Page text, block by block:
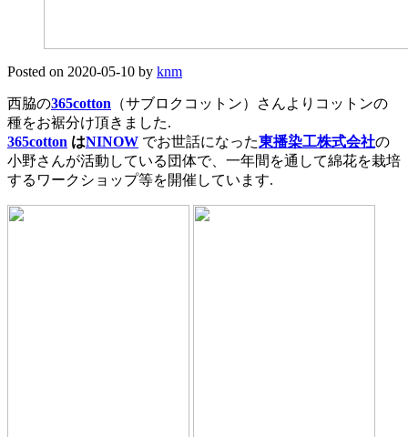
Posted on 2020-05-10 by knm
西脇の365cotton （サブロクコットン）さんよりコットンの
種をお裾分け頂きました.
365cotton はNINOW でお世話になった東播染工株式会社の
小野さんが活動している団体で、一年間を通して綿花を栽培
するワークショップ等を開催しています.